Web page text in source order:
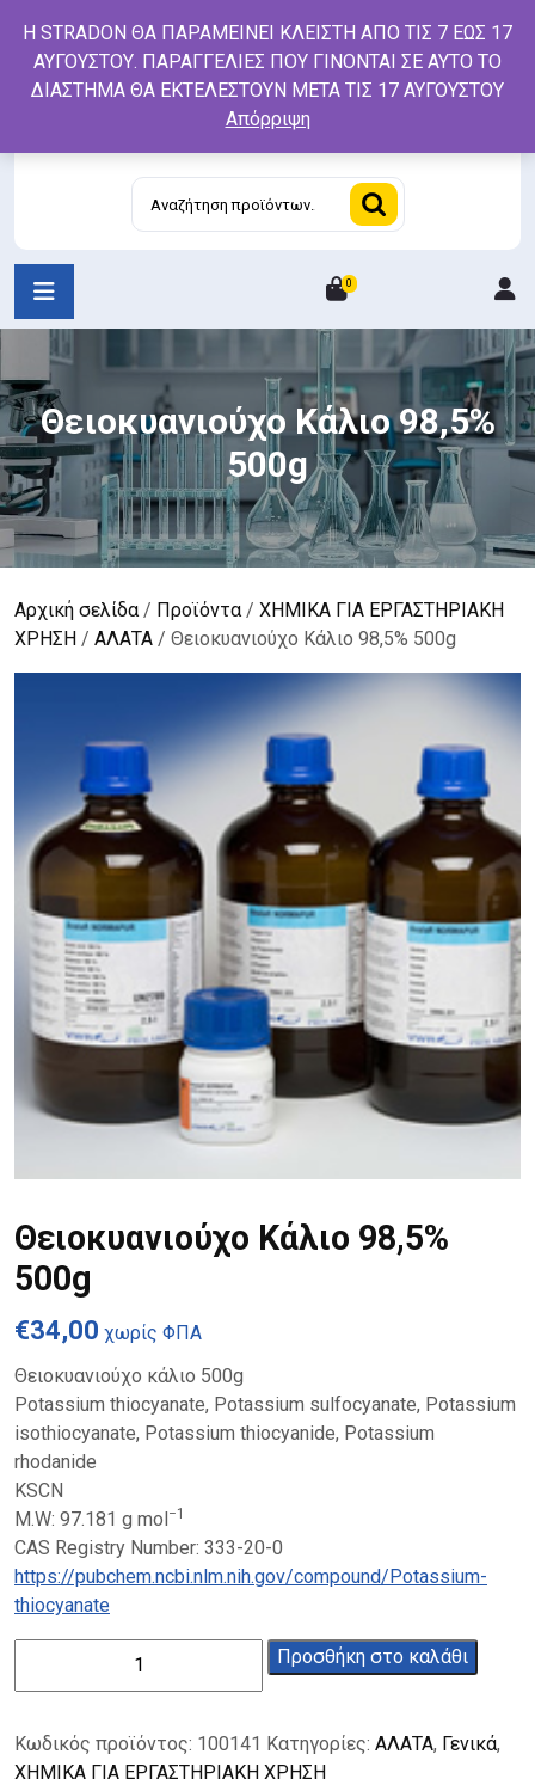
content
Αναζήτηση
0
Θειοκυανιούχο Κάλιο 98,5%
500g
Αρχική σελίδα/ Προϊόντα/ ΧΗΜΙΚΑ ΓΙΑ ΕΡΓΑΣΤΗΡΙΑΚΗ
ΧΡΗΣΗ / ΑΛΑΤΑ / Θειοκυανιούχο Κάλιο 98,5% 500g
Θειοκυανιούχο Κάλιο 98,5%
500g
€34,00 χωρίς ΦΠΑ
Θειοκυανιούχο κάλιο 500g
Potassium thiocyanate, Potassium sulfocyanate, Potassium
isothiocyanate, Potassium thiocyanide, Potassium
rhodanide
KSCN
M.W: 97.181 g mol−1
CAS Registry Number: 333-20-0
https://pubchem.ncbi.nlm.nih.gov/compound/Potassium-
thiocyanate
Θειοκυανιούχο
500g
ποσότητα
Προσθήκη στο καλάθι
Κωδικός προϊόντος: 100141 Κατηγορίες: ΑΛΑΤΑ, Γενικά,
ΧΗΜΙΚΑ ΓΙΑ ΕΡΓΑΣΤΗΡΙΑΚΗ ΧΡΗΣΗ
Η STRADON ΘΑ ΠΑΡΑΜΕΙΝΕΙ ΚΛΕΙΣΤΗ ΑΠΟ ΤΙΣ 7 ΕΩΣ 17
ΑΥΓΟΥΣΤΟΥ. ΠΑΡΑΓΓΕΛΙΕΣ ΠΟΥ ΓΙΝΟΝΤΑΙ ΣΕ ΑΥΤΟ ΤΟ
ΔΙΑΣΤΗΜΑ ΘΑ ΕΚΤΕΛΕΣΤΟΥΝ ΜΕΤΑ ΤΙΣ 17 ΑΥΓΟΥΣΤΟΥ
Απόρριψη